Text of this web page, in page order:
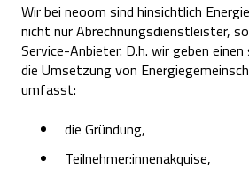
Wir bei neoom sind hinsichtlich
nicht nur Abrechnungsdienstleister,
Service-Anbieter. D.h. wir geben
die Umsetzung von
umfasst:
die Gründung,
Teilnehmer:innenakquise,